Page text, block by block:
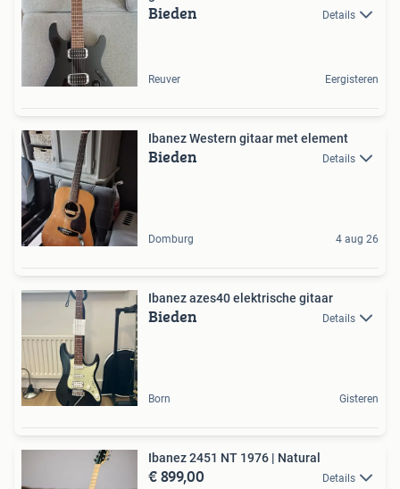
Bieden Details
Reuver Eergisteren
Ibanez Western gitaar met element
Bieden Details
Domburg 4 aug 26
Ibanez azes40 elektrische gitaar
Bieden Details
Born Gisteren
Ibanez 2451 NT 1976 | Natural
€ 899,00 Details